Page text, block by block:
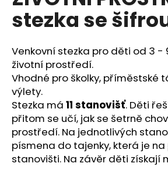
z
hvězdiček.
stezka se
Venkovní stezka pro děti od 3
životní prostředí.
Vhodné pro školky, příměstské
výlety.
Stezka má 11 stanovišť. Děti
přitom se učí, jak se šetrně
prostředí. Na jednotlivých
písmena do tajenky, která je
stanovišti. Na závěr děti získají
a
j
í
t
?
HLEDAT